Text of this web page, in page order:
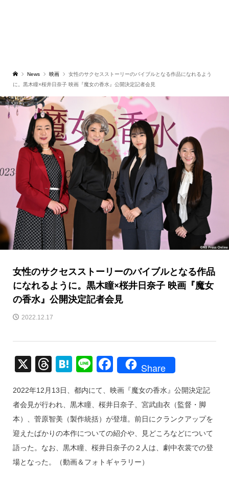
News 映画
女性のサクセスストーリーのバイブルとなる作品になれるよう
に。黒木瞳×桜井日奈子 映画『魔女の香水』公開決定記者会見
女性のサクセスストーリーのバイブルとなる作品
になれるように。黒木瞳×桜井日奈子 映画『魔女
の香水』公開決定記者会見
2022.12.17
X
T
e
a
d
s
H
e
n
a
Li
e
F
c
e
b
o
o
Share
2022年12月13日、都内にて、映画『魔女の香水』公開決定記
者会見が行われ、黒木瞳、桜井日奈子、宮武由衣（監督・脚
本）、菅原智美（製作統括）が登壇。前日にクランクアップを
迎えたばかりの本作についての紹介や、見どころなどについて
語った。なお、黒木瞳、桜井日奈子の２人は、劇中衣裳での登
場となった。（動画＆フォトギャラリー）